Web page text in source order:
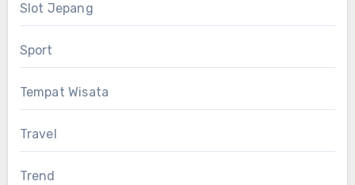
Slot Jepang
Sport
Tempat Wisata
Travel
Trend